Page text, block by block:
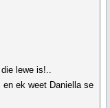
lewe is!..
ek weet Daniella se